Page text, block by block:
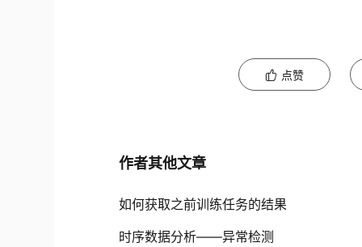
点赞
作者其他文章
如何获取之前训练任务的结果
时序数据分析——异常检测